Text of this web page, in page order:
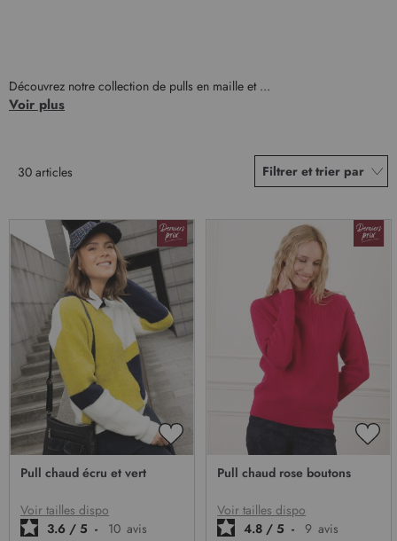
Découvrez notre collection de pulls en maille et ...
Voir plus
30 articles
AJOUTER
D’ENVIE
Pull chaud écru et vert
Voir tailles dispo
3.6 / 5 - 10 avis
Pull chaud rose boutons
Voir tailles dispo
4.8 / 5 - 9 avis
Filtrer et trier par